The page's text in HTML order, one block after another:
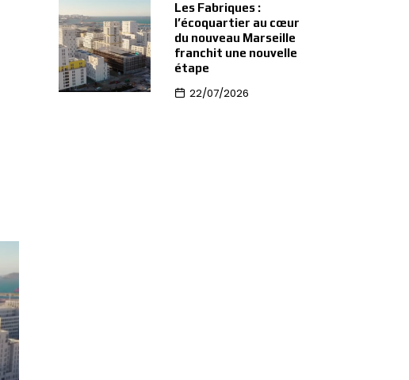
Les Fabriques :
l’écoquartier au cœur
du nouveau Marseille
franchit une nouvelle
étape
22/07/2026